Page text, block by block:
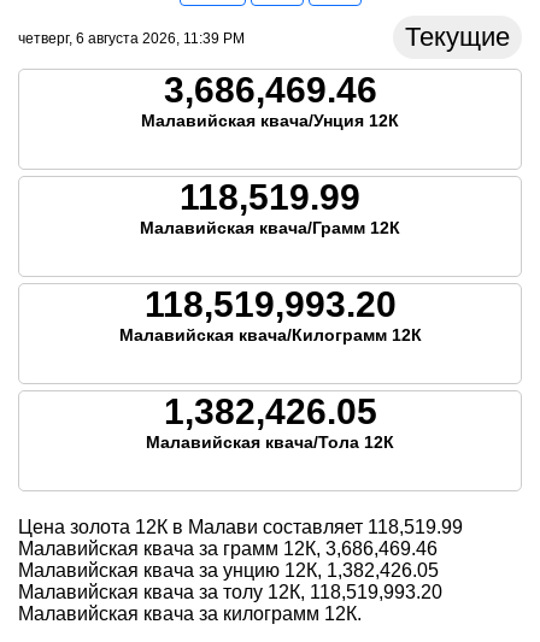
четверг, 6 августа 2026, 11:39 PM Текущие
3,686,469.46
Малавийская квача/Унция 12К
118,519.99
Малавийская квача/Грамм 12К
118,519,993.20
Малавийская квача/Килограмм 12К
1,382,426.05
Малавийская квача/Тола 12К
Цена золота 12К в Малави составляет 118,519.99
Малавийская квача за грамм 12К, 3,686,469.46
Малавийская квача за унцию 12К, 1,382,426.05
Малавийская квача за толу 12К, 118,519,993.20
Малавийская квача за килограмм 12К.